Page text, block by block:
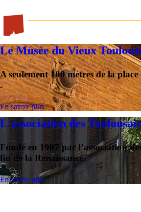
Le Musée du Vieux
A seulement 100 mètres dela
.
En savoir plus
L'association des
Fondé en 1907 parl’association
fin de la Renaissance.
En savoir plus